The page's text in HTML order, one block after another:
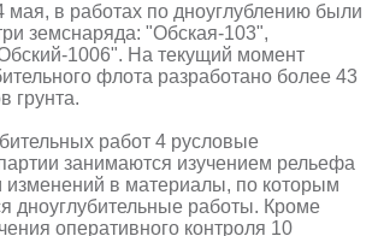
в работах по дноуглублению были
земснаряда: "Обская-103",
1006". На текущий момент
флота разработано более 43
грунта.
работ 4 русловые
занимаются изучением рельефа
изменений в материалы, по которым
дноуглубительные работы. Кроме
оперативного контроля 10